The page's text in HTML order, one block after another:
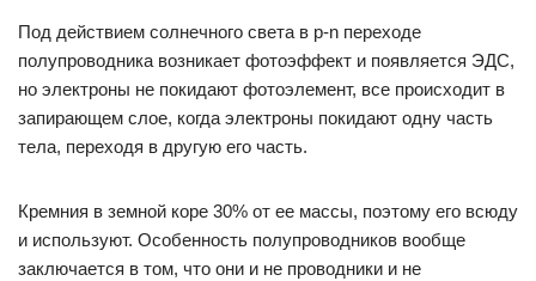
Под действием солнечного света в p-n переходе
полупроводника возникает фотоэффект и появляется ЭДС,
но электроны не покидают фотоэлемент, все происходит в
запирающем слое, когда электроны покидают одну часть
тела, переходя в другую его часть.
Кремния в земной коре 30% от ее массы, поэтому его всюду
и используют. Особенность полупроводников вообще
заключается в том, что они и не проводники и не